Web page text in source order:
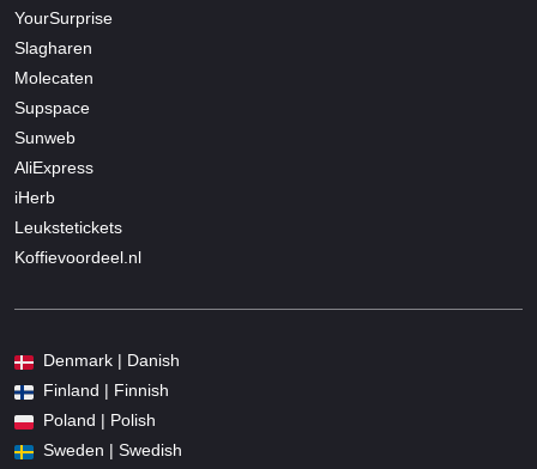
YourSurprise
Slagharen
Molecaten
Supspace
Sunweb
AliExpress
iHerb
Leukstetickets
Koffievoordeel.nl
Denmark | Danish
Finland | Finnish
Poland | Polish
Sweden | Swedish